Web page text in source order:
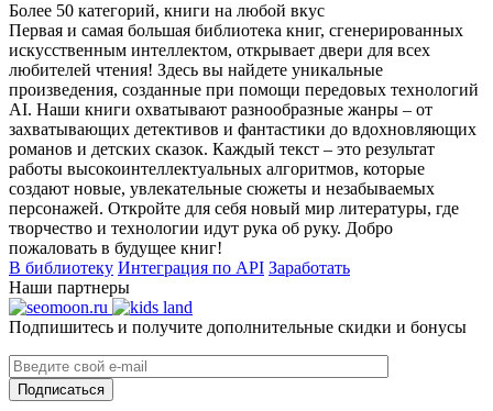
Более 50 категорий, книги на любой вкус
Первая и самая большая библиотека книг, сгенерированных
искусственным интеллектом, открывает двери для всех
любителей чтения! Здесь вы найдете уникальные
произведения, созданные при помощи передовых технологий
AI. Наши книги охватывают разнообразные жанры – от
захватывающих детективов и фантастики до вдохновляющих
романов и детских сказок. Каждый текст – это результат
работы высокоинтеллектуальных алгоритмов, которые
создают новые, увлекательные сюжеты и незабываемых
персонажей. Откройте для себя новый мир литературы, где
творчество и технологии идут рука об руку. Добро
пожаловать в будущее книг!
В библиотеку Интеграция по API Заработать
Наши партнеры
Подпишитесь и получите дополнительные скидки и бонусы
Подписаться